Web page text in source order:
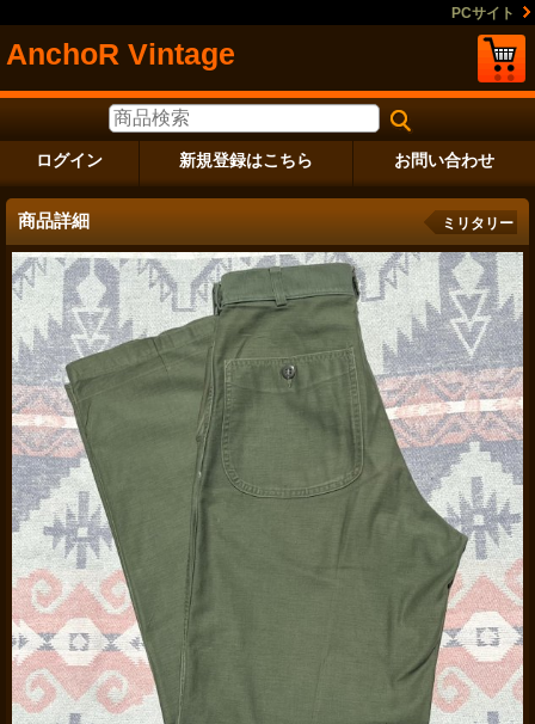
PCサイト
AnchoR Vintage
ログイン 新規登録はこちら お問い合わせ
商品詳細 ミリタリー